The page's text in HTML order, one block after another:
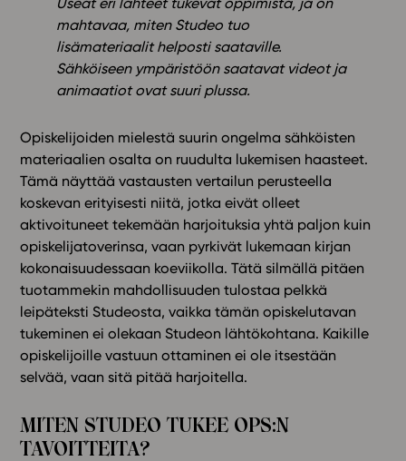
mahtavaa, miten Studeo tuo
lisämateriaalit helposti saataville.
Sähköiseen ympäristöön saatavat videot ja
animaatiot ovat suuri plussa.
Opiskelijoiden mielestä suurin ongelma sähköisten
materiaalien osalta on ruudulta lukemisen haasteet.
Tämä näyttää vastausten vertailun perusteella
koskevan erityisesti niitä, jotka eivät olleet
aktivoituneet tekemään harjoituksia yhtä paljon kuin
opiskelijatoverinsa, vaan pyrkivät lukemaan kirjan
kokonaisuudessaan koeviikolla. Tätä silmällä pitäen
tuotammekin mahdollisuuden tulostaa pelkkä
leipäteksti Studeosta, vaikka tämän opiskelutavan
tukeminen ei olekaan Studeon lähtökohtana. Kaikille
opiskelijoille vastuun ottaminen ei ole itsestään
selvää, vaan sitä pitää harjoitella.
MITEN STUDEO TUKEE OPS:N
TAVOITTEITA?